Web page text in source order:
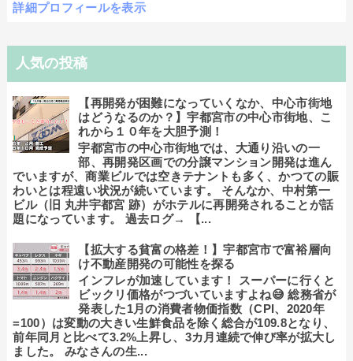
詳細プロフィールを表示
人気の投稿
【再開発が困難になっていくなか、中心市街地
はどうなるのか？】宇都宮市の中心市街地、こ
れから１０年を大胆予測！
宇都宮市の中心市街地では、大通り沿いの一
部、再開発区画での分譲マンション開発は進ん
でいますが、商業ビルでは空きテナントも多く、かつての賑
わいとは程遠い状況が続いています。 そんなか、中村第一
ビル（旧 丸井宇都宮 跡）がホテルに再開発されることが話
題になっています。 過去ログ→ 【...
【拡大する貧富の格差！】宇都宮市で富裕層向
け不動産開発の可能性を探る
インフレが加速しています！ スーパーに行くと
ビックリ価格がつづいていますよね😅 総務省が
発表した1月の消費者物価指数（CPI、2020年
=100）は変動の大きい生鮮食品を除く総合が109.8となり、
前年同月と比べて3.2%上昇し、3カ月連続で伸び率が拡大し
ました。 みなさんの生...